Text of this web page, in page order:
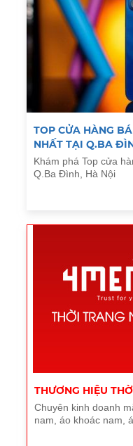
TOP CỬA HÀNG
NHẤT TẠI Q.BA
Khám phá Top cửa
Q.Ba Đình, Hà Nội
THƯƠNG HIỆU
Chuyên kinh doanh
nam, áo khoác nam,